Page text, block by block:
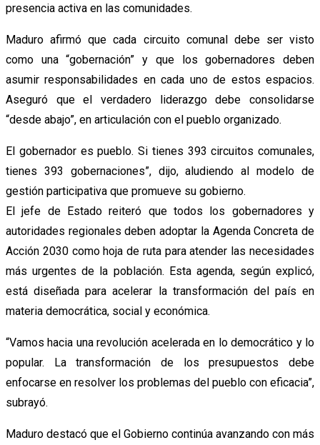
presencia activa en las comunidades.
Maduro afirmó que cada circuito comunal debe ser visto
como una “gobernación” y que los gobernadores deben
asumir responsabilidades en cada uno de estos espacios.
Aseguró que el verdadero liderazgo debe consolidarse
“desde abajo”, en articulación con el pueblo organizado.
El gobernador es pueblo. Si tienes 393 circuitos comunales,
tienes 393 gobernaciones”, dijo, aludiendo al modelo de
gestión participativa que promueve su gobierno.
El jefe de Estado reiteró que todos los gobernadores y
autoridades regionales deben adoptar la Agenda Concreta de
Acción 2030 como hoja de ruta para atender las necesidades
más urgentes de la población. Esta agenda, según explicó,
está diseñada para acelerar la transformación del país en
materia democrática, social y económica.
“Vamos hacia una revolución acelerada en lo democrático y lo
popular. La transformación de los presupuestos debe
enfocarse en resolver los problemas del pueblo con eficacia”,
subrayó.
Maduro destacó que el Gobierno continúa avanzando con más